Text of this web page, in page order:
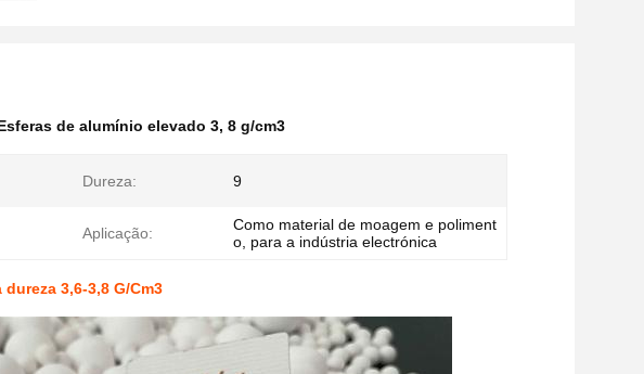
de alumínio elevado 3, 8 g/cm3
Dureza: 9
Aplicação:
Como material de moagem e poliment
o, para a indústria electrónica
3,6-3,8 G/Cm3